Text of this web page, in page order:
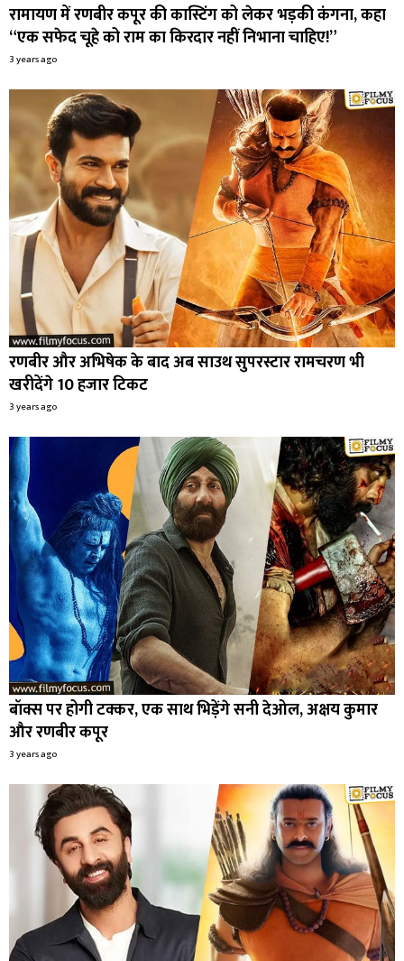
रामायण में रणबीर कपूर की कास्टिंग को लेकर भड़की कंगना, कहा
“एक सफेद चूहे को राम का किरदार नहीं निभाना चाहिए!”
3 years ago
रणबीर और अभिषेक के बाद अब साउथ सुपरस्टार रामचरण भी
खरीदेंगे 10 हजार टिकट
3 years ago
बॉक्स पर होगी टक्कर, एक साथ भिड़ेंगे सनी देओल, अक्षय कुमार
और रणबीर कपूर
3 years ago